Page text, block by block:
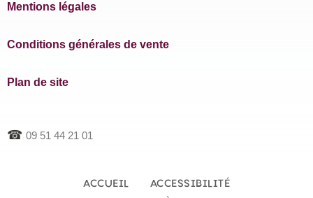
Mentions légales
Conditions générales de vente
Plan de site
☎ 09 51 44 21 01
ACCUEIL ACCESSIBILITÉ